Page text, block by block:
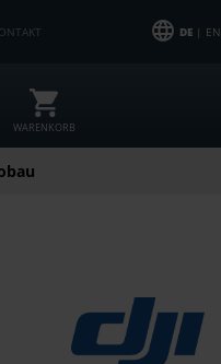
DE| EN
WARENKORB